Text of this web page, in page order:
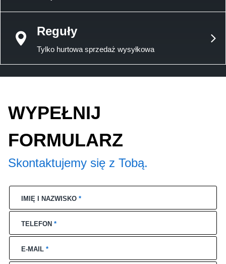
Reguły
Tylko hurtowa sprzedaż wysyłkowa
WYPEŁNIJ
FORMULARZ
Skontaktujemy się z Tobą.
IMIĘ I NAZWISKO *
TELEFON *
E-MAIL *